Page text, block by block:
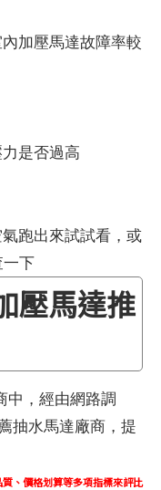
加壓馬達故障率較
是否過高
跑出來試試看，或
下
壓馬達推
中，經由網路調
抽水馬達廠商，提
、價格划算等多項指標來評比